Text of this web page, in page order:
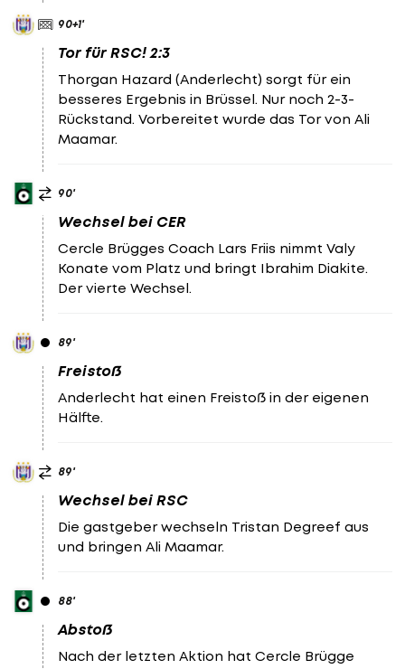
90+1'
Tor für RSC! 2:3
Thorgan Hazard (Anderlecht) sorgt für ein
besseres Ergebnis in Brüssel. Nur noch 2-3-
Rückstand. Vorbereitet wurde das Tor von Ali
Maamar.
90'
Wechsel bei CER
Cercle Brügges Coach Lars Friis nimmt Valy
Konate vom Platz und bringt Ibrahim Diakite.
Der vierte Wechsel.
89'
Freistoß
Anderlecht hat einen Freistoß in der eigenen
Hälfte.
89'
Wechsel bei RSC
Die gastgeber wechseln Tristan Degreef aus
und bringen Ali Maamar.
88'
Abstoß
Nach der letzten Aktion hat Cercle Brügge